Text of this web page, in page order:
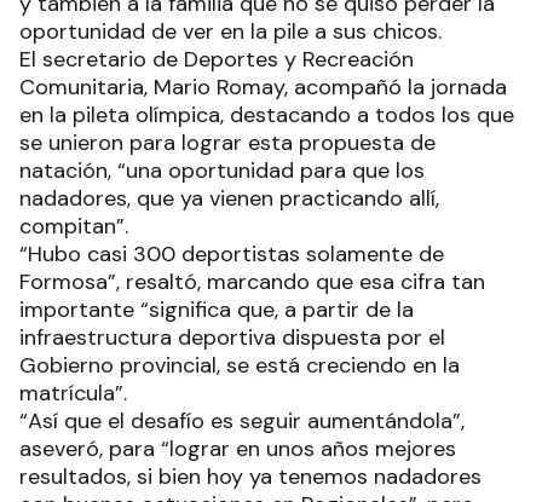
oportunidad de ver en la pile a sus chicos.
El secretario de Deportes y Recreación
Comunitaria, Mario Romay, acompañó la jornada
en la pileta olímpica, destacando a todos los que
se unieron para lograr esta propuesta de
natación, “una oportunidad para que los
nadadores, que ya vienen practicando allí,
compitan”.
“Hubo casi 300 deportistas solamente de
Formosa”, resaltó, marcando que esa cifra tan
importante “significa que, a partir de la
infraestructura deportiva dispuesta por el
Gobierno provincial, se está creciendo en la
matrícula”.
“Así que el desafío es seguir aumentándola”,
aseveró, para “lograr en unos años mejores
resultados, si bien hoy ya tenemos nadadores